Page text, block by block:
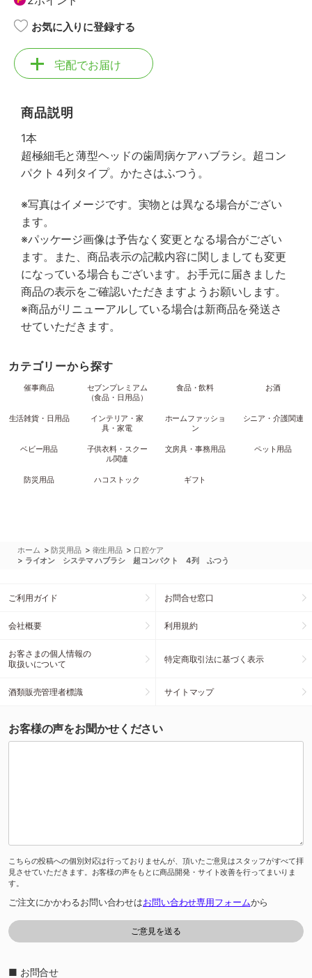
お気に入りに登録する
宅配でお届け
商品説明
1本
超極細毛と薄型ヘッドの歯周病ケアハブラシ。超コン
パクト４列タイプ。かたさはふつう。
※写真はイメージです。実物とは異なる場合がござい
ます。
※パッケージ画像は予告なく変更となる場合がござい
ます。また、商品表示の記載内容に関しましても変更
になっている場合もございます。お手元に届きました
商品の表示をご確認いただきますようお願いします。
※商品がリニューアルしている場合は新商品を発送さ
せていただきます。
カテゴリーから探す
催事商品
セブンプレミアム
（食品・日用品）
食品・飲料 お酒
生活雑貨・日用品
インテリア・家
具・家電
ホームファッショ
ン
シニア・介護関連
ベビー用品
子供衣料・スクー
ル関連
文房具・事務用品 ペット用品
防災用品 ハコストック ギフト
ホーム >防災用品 > 衛生用品 > 口腔ケア
> ライオン システマ ハブラシ 超コンパクト 4列 ふつう
ご利用ガイド お問合せ窓口
会社概要 利用規約
お客さまの個人情報の
取扱いについて
特定商取引法に基づく表示
酒類販売管理者標識 サイトマップ
お客様の声をお聞かせください
こちらの投稿への個別対応は行っておりませんが、頂いたご意見はスタッフがすべて拝
見させていただきます。お客様の声をもとに商品開発・サイト改善を行ってまいりま
す。
ご注文にかかわるお問い合わせはお問い合わせ専用フォームから
■ お問合せ